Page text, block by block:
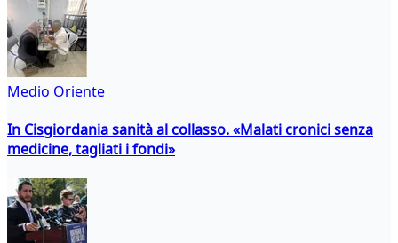
Medio Oriente
In Cisgiordania sanità al collasso. «Malati cronici senza
medicine, tagliati i fondi»